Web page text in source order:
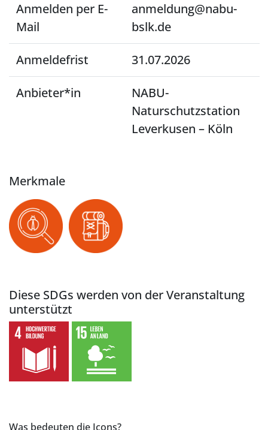
Anmelden per E-
Mail
anmeldung@nabu-
bslk.de
Anmeldefrist 31.07.2026
Anbieter*in
NABU-
Naturschutzstation
Leverkusen – Köln
Merkmale
Diese SDGs werden von der Veranstaltung
unterstützt
Was bedeuten die Icons?